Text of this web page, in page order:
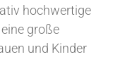
hochwertige
große
und Kinder